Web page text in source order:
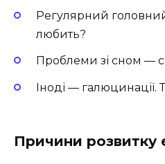
Регулярний
любить?
Проблеми зі сном —
Іноді — галюцинації.
Причини розвитку